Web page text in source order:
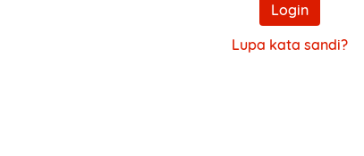
Login
Lupa kata sandi?